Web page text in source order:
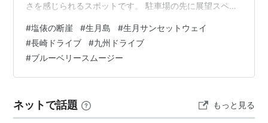
さを感じられるスポットです。 駐車場の先に展望スペー
節理といい、溶岩台地の上に玄武岩が重なり、垂直方向
に亀裂が入って五〜七角形の断面を作ることにより、あ
たかも柱がいくつも立っているような形になります。 南
北に500ｍ、高さ約20ｍの規模があります。（平戸観光
ージー（400円） 駐車…
#塩俵の断崖 #生月島 #生月サンセットウェイ
#長崎ドライブ #九州ドライブ
#ブルーベリースムージー
ネットで話題 もっと見る